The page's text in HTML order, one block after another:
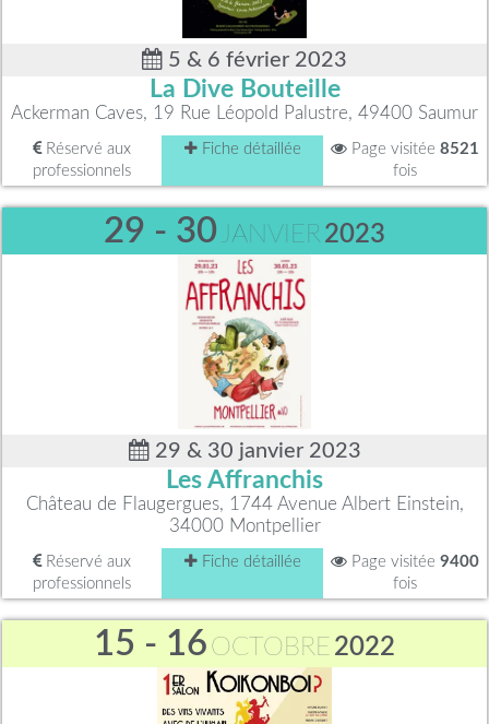
5 & 6 février 2023
La Dive Bouteille
Ackerman Caves, 19 Rue Léopold Palustre, 49400 Saumur
Réservé aux
professionnels
Fiche détaillée Page visitée 8521
fois
29 - 30 JANVIER 2023
29 & 30 janvier 2023
Les Affranchis
Château de Flaugergues, 1744 Avenue Albert Einstein,
34000 Montpellier
Réservé aux
professionnels
Fiche détaillée Page visitée 9400
fois
15 - 16 OCTOBRE 2022